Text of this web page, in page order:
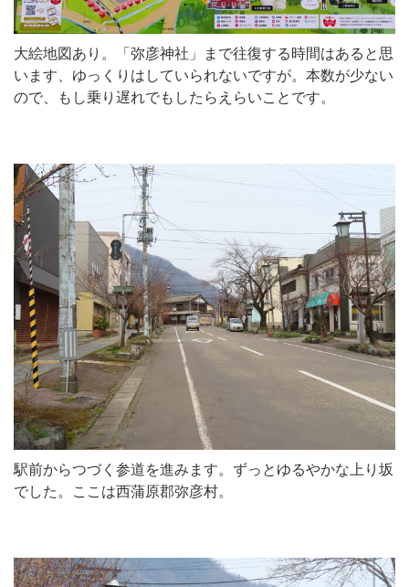
大絵地図あり。「弥彦神社」まで往復する時間はあると思
います、ゆっくりはしていられないですが。本数が少ない
ので、もし乗り遅れでもしたらえらいことです。
駅前からつづく参道を進みます。ずっとゆるやかな上り坂
でした。ここは西蒲原郡弥彦村。